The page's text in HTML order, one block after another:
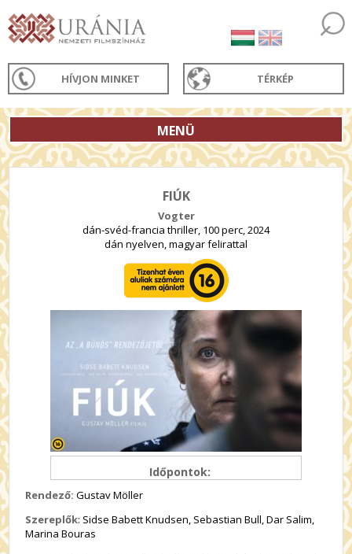
HÍVJON MINKET TÉRKÉP
MENÜ
FIÚK
Vogter
dán-svéd-francia thriller, 100 perc, 2024
dán nyelven, magyar felirattal
Időpontok:
Rendező: Gustav Möller
Szereplők: Sidse Babett Knudsen, Sebastian Bull, Dar Salim,
Marina Bouras